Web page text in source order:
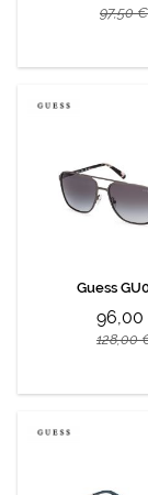
97,50 €
Guess
128,00